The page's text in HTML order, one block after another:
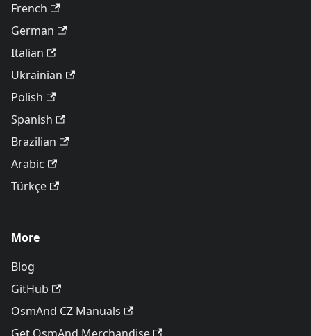
French
German
Italian
Ukrainian
Polish
Spanish
Brazilian
Arabic
Türkçe
More
Blog
GitHub
OsmAnd CZ Manuals